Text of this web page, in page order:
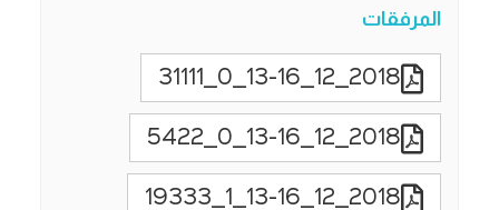
المرفقات
2018_12_13-16_0_31111
2018_12_13-16_0_5422
2018_12_13-16_1_19333